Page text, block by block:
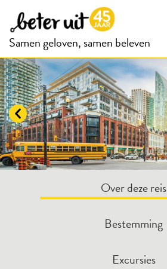
Samen geloven, samen beleven
Over deze reis
Bestemming
Excursies